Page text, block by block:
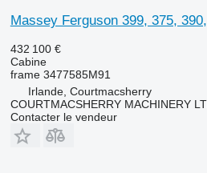
Massey Ferguson 399, 375,
432 100 €
Cabine
frame 3477585M91
Irlande, Courtmacsherry
COURTMACSHERRY MACHINERY
Contacter le vendeur